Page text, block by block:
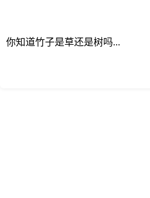
你知道竹子是草还是树吗...